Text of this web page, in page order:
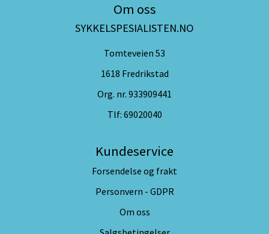
Om oss
SYKKELSPESIALISTEN.NO
Tomteveien 53
1618 Fredrikstad
Org. nr. 933909441
Tlf: 69020040
Kundeservice
Forsendelse og frakt
Personvern - GDPR
Om oss